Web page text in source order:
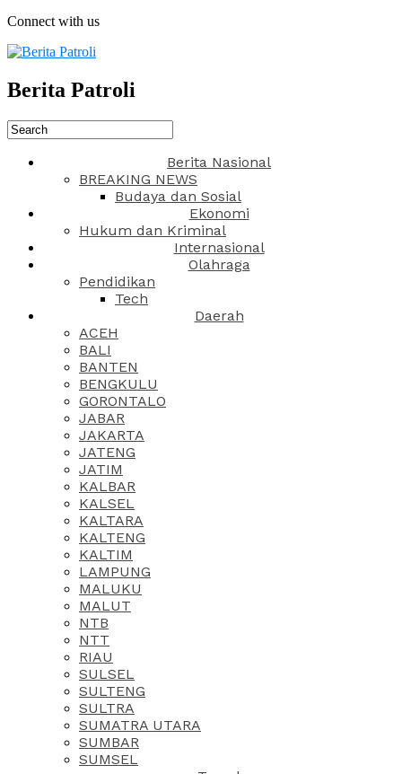
Connect with us
Berita Patroli
Berita Nasional
BREAKING NEWS
Budaya dan Sosial
Ekonomi
Hukum dan Kriminal
Internasional
Olahraga
Pendidikan
Tech
Daerah
ACEH
BALI
BANTEN
BENGKULU
GORONTALO
JABAR
JAKARTA
JATENG
JATIM
KALBAR
KALSEL
KALTARA
KALTENG
KALTIM
LAMPUNG
MALUKU
MALUT
NTB
NTT
RIAU
SULSEL
SULTENG
SULTRA
SUMATRA UTARA
SUMBAR
SUMSEL